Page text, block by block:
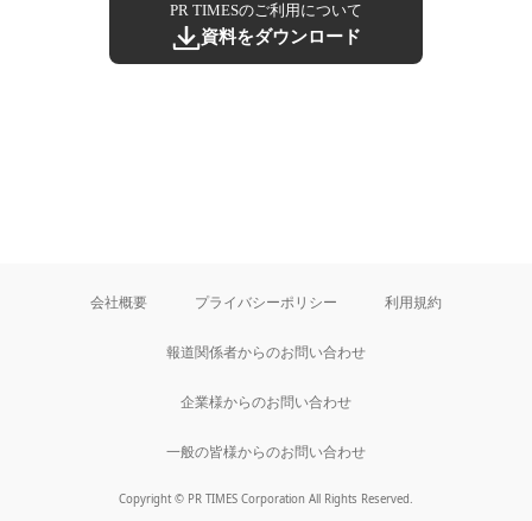
PR TIMESのご利用について
資料をダウンロード
会社概要 プライバシーポリシー 利用規約
報道関係者からのお問い合わせ
企業様からのお問い合わせ
一般の皆様からのお問い合わせ
Copyright © PR TIMES Corporation All Rights Reserved.